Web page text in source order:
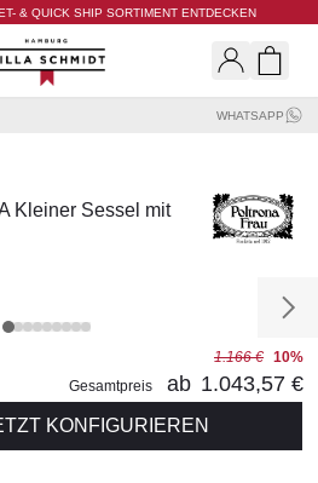
& QUICK SHIP SORTIMENT ENTDECKEN
Schmidt
WHATSAPP
Kleiner Sessel mit
1.166 € 10%
Gesamtpreis
ab 1.043,57 €
KONFIGURIEREN